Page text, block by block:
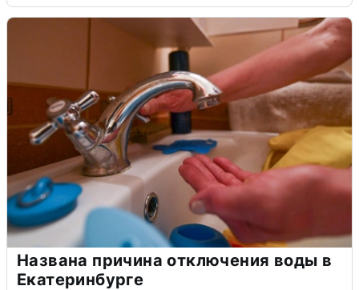
Названа причина отключения воды в
Екатеринбурге